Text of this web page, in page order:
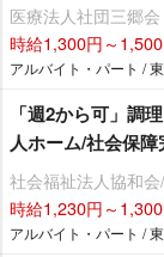
医療法人社団三郷
時給1,300円～
アルバイト・パート /
「週2から可」調
人ホーム/社会保障
社会福祉法人協和
時給1,230円～
アルバイト・パート /